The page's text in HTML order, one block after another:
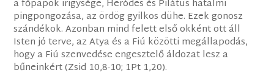
a főpapok irigysége, Heródes és Pilátus hatalmi
pingpongozása, az ördög gyilkos dühe. Ezek gonosz
szándékok. Azonban mind felett első okként ott áll
Isten jó terve, az Atya és a Fiú közötti megállapodás,
hogy a Fiú szenvedése engesztelő áldozat lesz a
bűneinkért (Zsid 10,8-10; 1Pt 1,20).